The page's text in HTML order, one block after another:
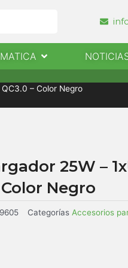
Abrir Informatica
– Color Negro
25W –
Color Negro
Categorías Accesorios